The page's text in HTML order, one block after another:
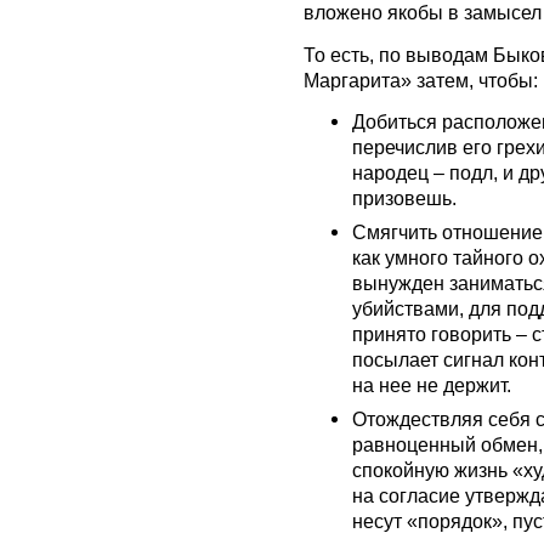
вложено якобы в замысел
То есть, по выводам
Маргарита» затем, чтобы:
Добиться
перечислив его
народец – подл, и
призовешь.
Смягчить
как умного тайного
вынужден
убийствами, для
принято говорить –
посылает сигнал
на нее не держит.
Отождествляя себя
равноценный
спокойную жизнь
на согласие
несут «порядок»,